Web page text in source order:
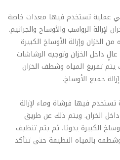
عملية تستخدم فيها معدات خاصة
الرواسب والأوساخ والجراثيم.
الخزان وإزالة الأوساخ الكبيرة
داخل الخزان وتوجيه الرشاشات
يتم تفريغ المياه وشطف الخزان
جميع الأوساخ.
فيها فرشاة وماء لإزالة
داخل الخزان. ويتم ذلك عن طريق
الكبيرة يدويًا، ثم يتم تنظيف
بالمياه النظيفة حتى تتأكد